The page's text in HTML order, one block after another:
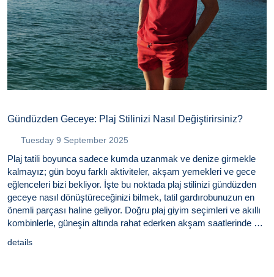
Gündüzden Geceye: Plaj Stilinizi Nasıl Değiştirirsiniz?
Tuesday 9 September 2025
Plaj tatili boyunca sadece kumda uzanmak ve denize girmekle
kalmayız; gün boyu farklı aktiviteler, akşam yemekleri ve gece
eğlenceleri bizi bekliyor. İşte bu noktada plaj stilinizi gündüzden
geceye nasıl dönüştüreceğinizi bilmek, tatil gardırobunuzun en
önemli parçası haline geliyor. Doğru plaj giyim seçimleri ve akıllı
kombinlerle, güneşin altında rahat ederken akşam saatlerinde şık
parçalardan stilinizi nasıl geliştireceğinizi, hangi aksesuarlarla
details